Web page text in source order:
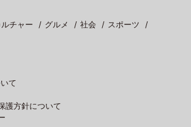
ルチャー グルメ 社会
スポーツ
て
護方針について